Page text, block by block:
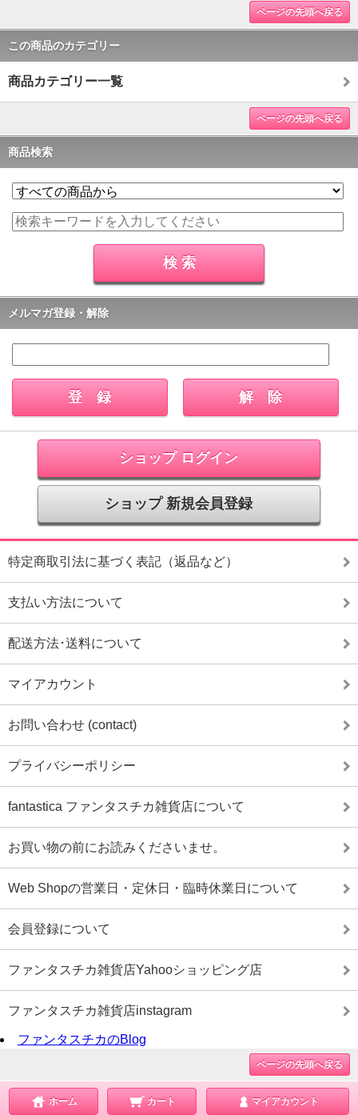
ページの先頭へ戻る
この商品のカテゴリー
商品カテゴリー一覧
ページの先頭へ戻る
商品検索
メルマガ登録・解除
ショップ ログイン
ショップ 新規会員登録
特定商取引法に基づく表記（返品など）
支払い方法について
配送方法･送料について
マイアカウント
お問い合わせ (contact)
プライバシーポリシー
fantastica ファンタスチカ雑貨店について
お買い物の前にお読みくださいませ。
Web Shopの営業日・定休日・臨時休業日について
会員登録について
ファンタスチカ雑貨店Yahooショッピング店
ファンタスチカ雑貨店instagram
ファンタスチカのBlog
ページの先頭へ戻る
ホーム カート マイアカウント